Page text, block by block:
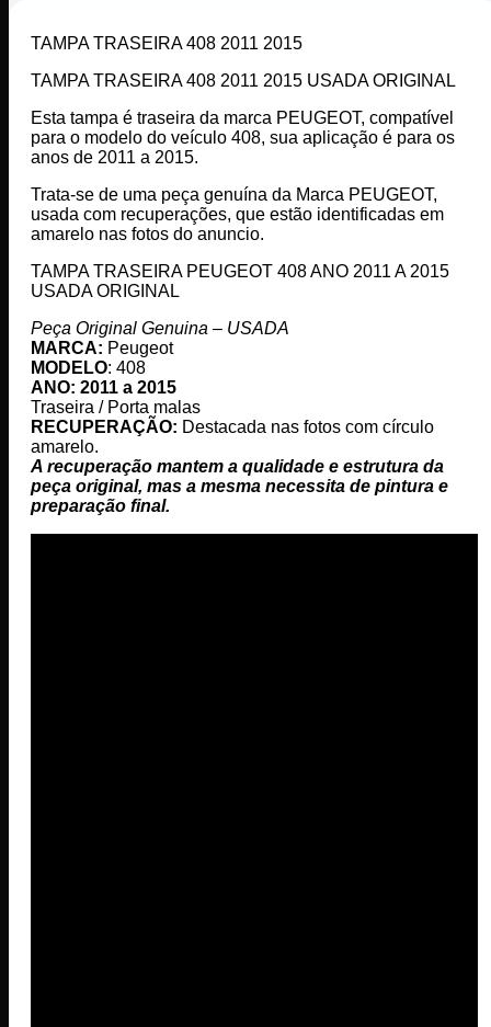
TAMPA TRASEIRA 408 2011 2015
TAMPA TRASEIRA 408 2011 2015 USADA ORIGINAL
Esta tampa é traseira da marca PEUGEOT, compatível
para o modelo do veículo 408, sua aplicação é para os
anos de 2011 a 2015.
Trata-se de uma peça genuína da Marca PEUGEOT,
usada com recuperações, que estão identificadas em
amarelo nas fotos do anuncio.
TAMPA TRASEIRA PEUGEOT 408 ANO 2011 A 2015
USADA ORIGINAL
Peça Original Genuina – USADA
MARCA: Peugeot
MODELO: 408
ANO: 2011 a 2015
Traseira / Porta malas
RECUPERAÇÃO: Destacada nas fotos com círculo
amarelo.
A recuperação mantem a qualidade e estrutura da
peça original, mas a mesma necessita de pintura e
preparação final.